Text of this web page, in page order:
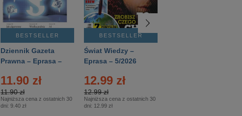
BESTSELLER
Dziennik Gazeta
Prawna – Eprasa –
11.90 zł
11.90 zł
Najniższa cena z ostatnich 30
dni: 9.40 zł
BESTSELLER
Świat Wiedzy –
Eprasa – 5/2026
12.99 zł
12.99 zł
Najniższa cena z ostatnich 30
dni: 12.99 zł